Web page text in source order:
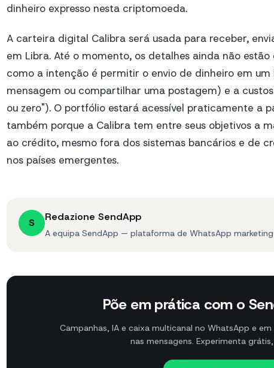
dinheiro expresso nesta criptomoeda.
A carteira digital Calibra será usada para receber,
em Libra. Até o momento, os detalhes ainda não
como a intenção é permitir o envio de dinheiro em
mensagem ou compartilhar uma postagem) e a
ou zero"). O portfólio estará acessível praticamente a
também porque a Calibra tem entre seus objetivos a
ao crédito, mesmo fora dos sistemas bancários e de
nos países emergentes.
S Redazione SendApp
A equipa SendApp — plataforma de WhatsApp
Põe em prática com o
Campanhas, IA e caixa multicanal no WhatsApp e
nas mensagens. Experimenta